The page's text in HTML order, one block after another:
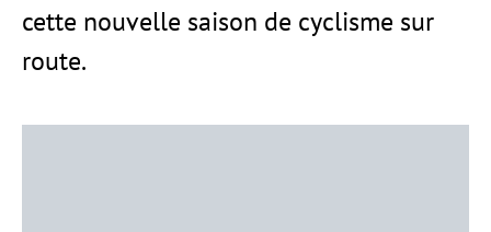
cette nouvelle saison de cyclisme sur
route.